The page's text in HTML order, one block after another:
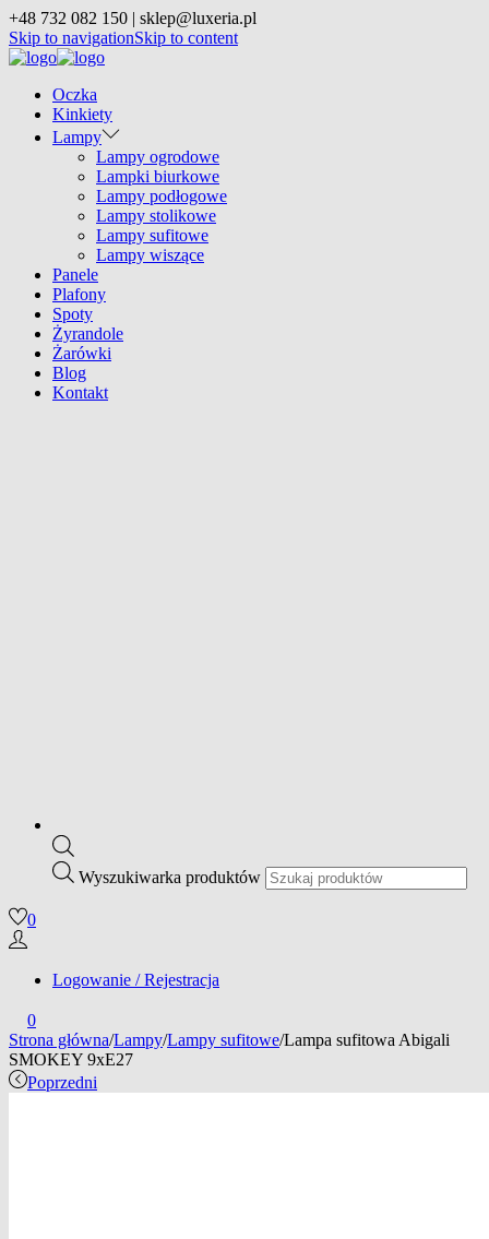
+48 732 082 150 | sklep@luxeria.pl
Skip to navigationSkip to content
Oczka
Kinkiety
Lampy
Lampy ogrodowe
Lampki biurkowe
Lampy podłogowe
Lampy stolikowe
Lampy sufitowe
Lampy wiszące
Panele
Plafony
Spoty
Żyrandole
Żarówki
Blog
Kontakt
Wyszukiwarka produktów
0
Logowanie / Rejestracja
0
Strona główna/Lampy/Lampy sufitowe/Lampa sufitowa Abigali
SMOKEY 9xE27
Poprzedni